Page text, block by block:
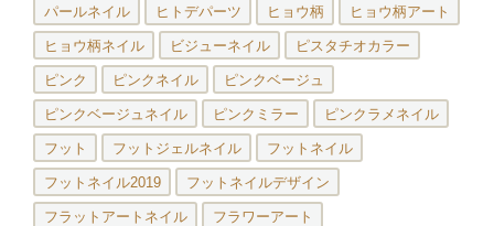
パールネイル ヒトデパーツ ヒョウ柄 ヒョウ柄アート
ヒョウ柄ネイル ビジューネイル ピスタチオカラー
ピンク ピンクネイル ピンクベージュ
ピンクベージュネイル ピンクミラー ピンクラメネイル
フット フットジェルネイル フットネイル
フットネイル2019 フットネイルデザイン
フラットアートネイル フラワーアート